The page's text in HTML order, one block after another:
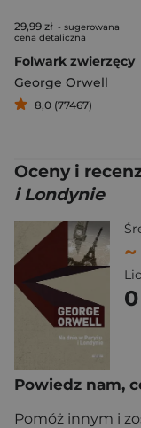
29,99 zł - sugerowana
cena detaliczna
Folwark zwierzęcy
George Orwell
8,0 (77467)
Oceny i
i Londynie
~
0
Powiedz nam,
Pomóż innym i